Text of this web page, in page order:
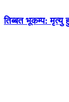
तिब्बत भूकम्प: मृत्यु